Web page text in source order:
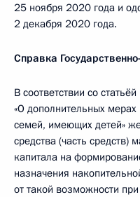
25 ноября 2020 года и
2 декабря 2020 года.
Справка
В соответствии со
«О дополнительных
семей, имеющих детей»
средства (часть средств)
капитала на
назначения
от такой возможности